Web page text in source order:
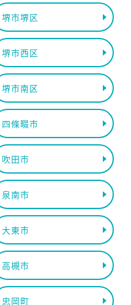
堺市堺区
堺市西区
堺市南区
四條畷市
吹田市
泉南市
大東市
高槻市
忠岡町